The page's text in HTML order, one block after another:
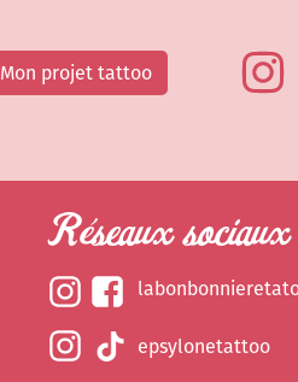
Mon projet tattoo
Réseaux sociaux
epsylonetattoo